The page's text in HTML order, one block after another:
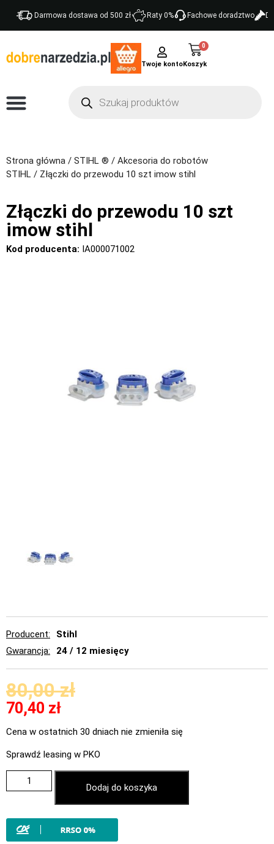
Darmowa dostawa od 500 zł Raty 0% Fachowe doradztwo
Twoje konto
0
Strona główna / STIHL ® / Akcesoria do robotów
STIHL / Złączki do przewodu 10 szt imow stihl
Złączki do przewodu 10 szt
imow stihl
Kod producenta: IA000071002
Producent
Stihl
Gwarancja
24 / 12 miesięcy
80,00zł
70,40 zł
Cena w ostatnich 30 dniach nie zmieniła się
Sprawdź leasing w PKO
Dodaj do koszyka